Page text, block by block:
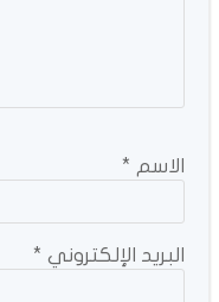
الاسم *
البريد الإلكتروني *